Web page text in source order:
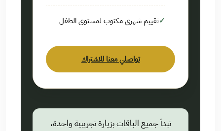
تقييم شهري مكتوب لمستوى الطفل
تواصلي معنا للاشتراك
تبدأ جميع الباقات بزيارة تجريبية واحدة،